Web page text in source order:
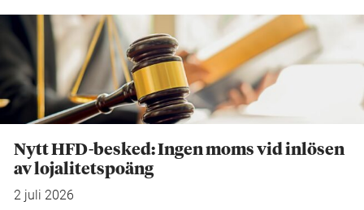
Nytt HFD-besked: Ingen moms vid inlösen
av lojalitetspoäng
2 juli 2026